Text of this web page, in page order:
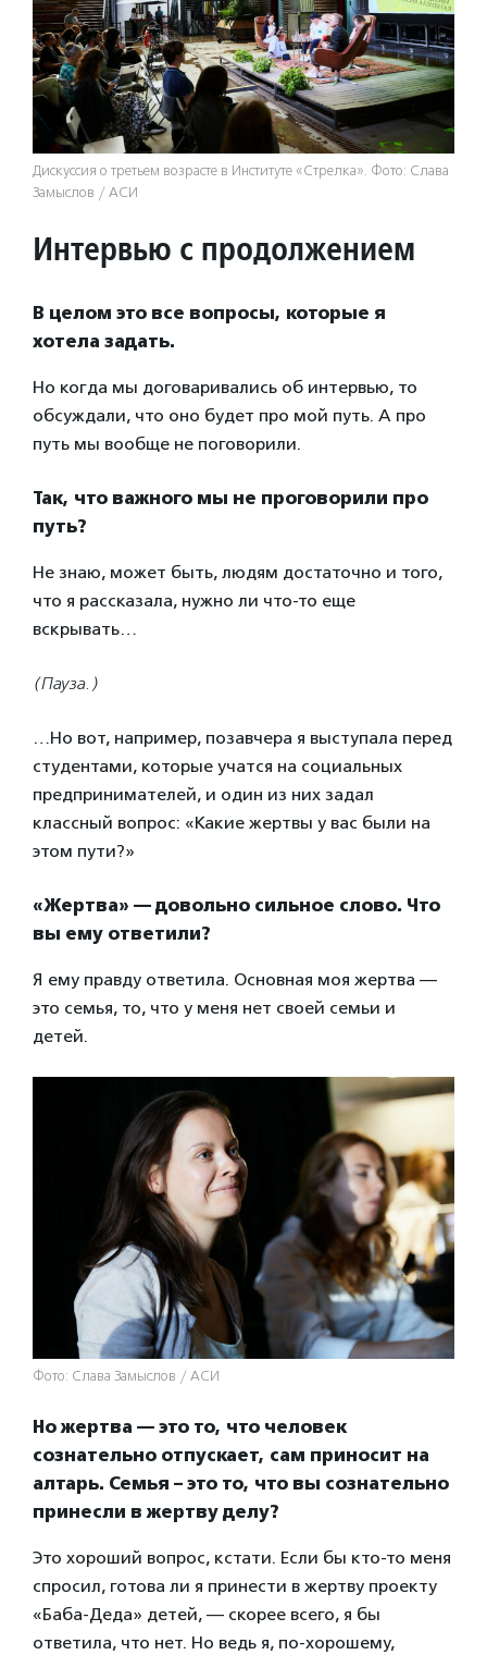
Дискуссия о третьем возрасте в Институте «Стрелка». Фото: Слава
Замыслов / АСИ
Интервью с продолжением
В целом это все вопросы, которые я
хотела задать.
Но когда мы договаривались об интервью, то
обсуждали, что оно будет про мой путь. А про
путь мы вообще не поговорили.
Так, что важного мы не проговорили про
путь?
Не знаю, может быть, людям достаточно и того,
что я рассказала, нужно ли что-то еще
вскрывать…
(Пауза.)
…Но вот, например, позавчера я выступала перед
студентами, которые учатся на социальных
предпринимателей, и один из них задал
классный вопрос: «Какие жертвы у вас были на
этом пути?»
«Жертва» — довольно сильное слово. Что
вы ему ответили?
Я ему правду ответила. Основная моя жертва —
это семья, то, что у меня нет своей семьи и
детей.
Фото: Слава Замыслов / АСИ
Но жертва — это то, что человек
сознательно отпускает, сам приносит на
алтарь. Семья – это то, что вы сознательно
принесли в жертву делу?
Это хороший вопрос, кстати. Если бы кто-то меня
спросил, готова ли я принести в жертву проекту
«Баба-Деда» детей, — скорее всего, я бы
ответила, что нет. Но ведь я, по-хорошему,